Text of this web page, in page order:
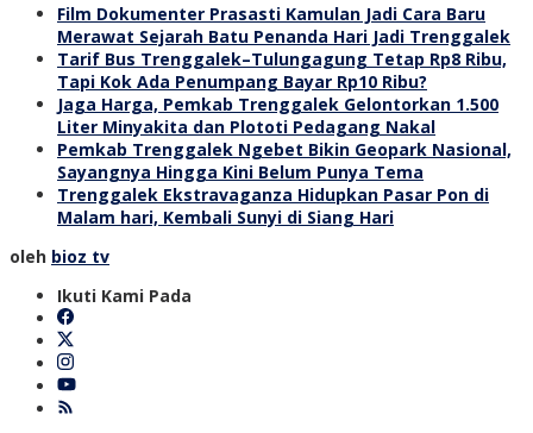
Film Dokumenter Prasasti Kamulan Jadi Cara Baru
Merawat Sejarah Batu Penanda Hari Jadi Trenggalek
Tarif Bus Trenggalek–Tulungagung Tetap Rp8 Ribu,
Tapi Kok Ada Penumpang Bayar Rp10 Ribu?
Jaga Harga, Pemkab Trenggalek Gelontorkan 1.500
Liter Minyakita dan Plototi Pedagang Nakal
Pemkab Trenggalek Ngebet Bikin Geopark Nasional,
Sayangnya Hingga Kini Belum Punya Tema
Trenggalek Ekstravaganza Hidupkan Pasar Pon di
Malam hari, Kembali Sunyi di Siang Hari
oleh bioz tv
Ikuti Kami Pada